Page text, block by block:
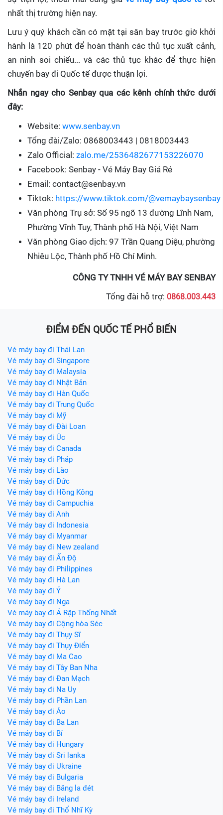
nhất thị trường hiện nay.
Lưu ý quý khách cần có mặt tại sân bay trước giờ khởi
hành là 120 phút để hoàn thành các thủ tục xuất cảnh,
an ninh soi chiếu... và các thủ tục khác để thực hiện
chuyến bay đi Quốc tế được thuận lợi.
Nhắn ngay cho Senbay qua các kênh chính thức dưới
đây:
Website: www.senbay.vn
Tổng đài/Zalo: 0868003443 | 0818003443
Zalo Official: zalo.me/2536482677153226070
Facebook: Senbay - Vé Máy Bay Giá Rẻ
Email: contact@senbay.vn
Tiktok: https://www.tiktok.com/@vemaybaysenbay
Văn phòng Trụ sở: Số 95 ngõ 13 đường Lĩnh Nam,
Phường Vĩnh Tuy, Thành phố Hà Nội, Việt Nam
Văn phòng Giao dịch: 97 Trần Quang Diệu, phường
Nhiêu Lộc, Thành phố Hồ Chí Minh.
CÔNG TY TNHH VÉ MÁY BAY SENBAY
Tổng đài hỗ trợ: 0868.003.443
ĐIỂM ĐẾN QUỐC TẾ PHỔ BIẾN
Vé máy bay đi Thái Lan
Vé máy bay đi Singapore
Vé máy bay đi Malaysia
Vé máy bay đi Nhật Bản
Vé máy bay đi Hàn Quốc
Vé máy bay đi Trung Quốc
Vé máy bay đi Mỹ
Vé máy bay đi Đài Loan
Vé máy bay đi Úc
Vé máy bay đi Canada
Vé máy bay đi Pháp
Vé máy bay đi Lào
Vé máy bay đi Đức
Vé máy bay đi Hồng Kông
Vé máy bay đi Campuchia
Vé máy bay đi Anh
Vé máy bay đi Indonesia
Vé máy bay đi Myanmar
Vé máy bay đi New zealand
Vé máy bay đi Ấn Độ
Vé máy bay đi Philippines
Vé máy bay đi Hà Lan
Vé máy bay đi Ý
Vé máy bay đi Nga
Vé máy bay đi Ả Rập Thống Nhất
Vé máy bay đi Cộng hòa Séc
Vé máy bay đi Thụy Sĩ
Vé máy bay đi Thụy Điển
Vé máy bay đi Ma Cao
Vé máy bay đi Tây Ban Nha
Vé máy bay đi Đan Mạch
Vé máy bay đi Na Uy
Vé máy bay đi Phần Lan
Vé máy bay đi Áo
Vé máy bay đi Ba Lan
Vé máy bay đi Bỉ
Vé máy bay đi Hungary
Vé máy bay đi Sri lanka
Vé máy bay đi Ukraine
Vé máy bay đi Bulgaria
Vé máy bay đi Băng la đét
Vé máy bay đi Ireland
Vé máy bay đi Thổ Nhĩ Kỳ